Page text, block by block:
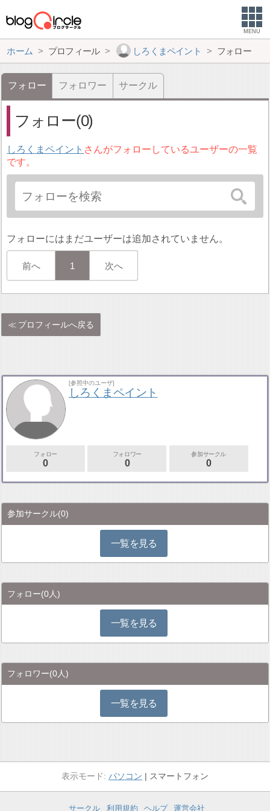
MENU
ホーム プロフィール しろくまペイント フォロー
フォロー フォロワー サークル
フォロー(0)
しろくまペイント さんがフォローしているユーザーの一覧
です。
フォローにはまだユーザーは追加されていません。
前へ 1 次へ
プロフィールへ戻る
[参照中のユーザ]
しろくまペイント
フォロー
0
フォロワー
0
参加サークル
0
参加サークル(0)
一覧を見る
フォロー(0人)
一覧を見る
フォロワー(0人)
一覧を見る
パソコン スマートフォン
サークル 利用規約 ヘルプ 運営会社